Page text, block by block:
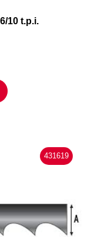
10 t.p.i.
431619